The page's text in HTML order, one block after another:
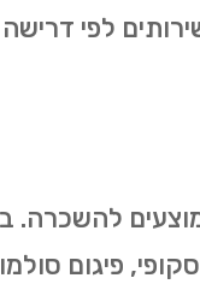
שירותים לפי
פיגום